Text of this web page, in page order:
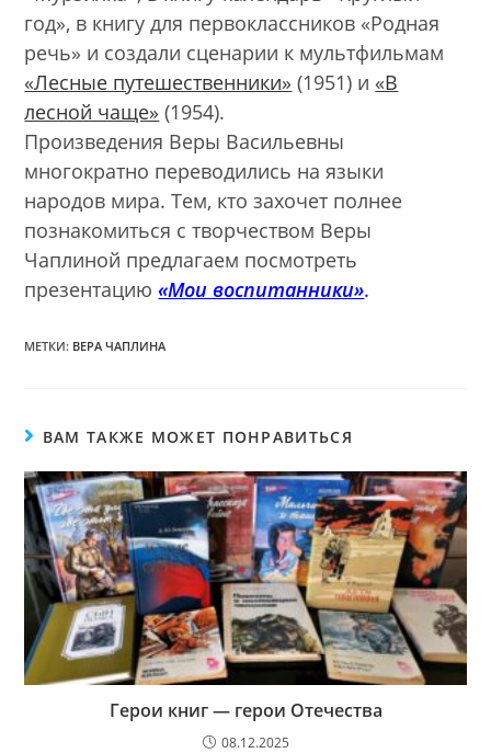
год», в книгу для первоклассников «Родная
речь» и создали сценарии к мультфильмам
«Лесные путешественники» (1951) и«В
лесной чаще» (1954).
Произведения Веры Васильевны
многократно переводились на языки
народов мира. Тем, кто захочет полнее
познакомиться с творчеством Веры
Чаплиной предлагаем посмотреть
презентацию«Мои воспитанники».
МЕТКИ: ВЕРА ЧАПЛИНА
ВАМ ТАКЖЕ МОЖЕТ ПОНРАВИТЬСЯ
Герои книг — герои Отечества
08.12.2025